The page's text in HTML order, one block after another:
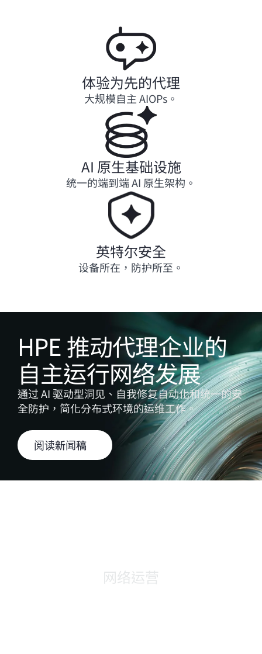
体验为先的代理
大规模自主 AIOPs。
AI 原生基础设施
统一的端到端 AI 原生架构。
英特尔安全
设备所在，防护所至。
HPE 推动代理企业的
自主运行网络发展
通过 AI 驱动型洞见、自我修复自动化和统一的安
全防护，简化分布式环境的运维工作。
阅读新闻稿
网络运营